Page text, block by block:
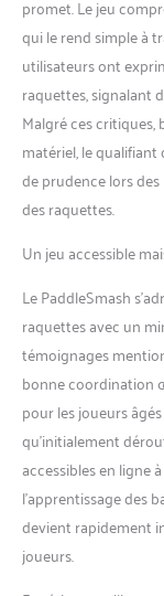
promet. Le jeu
qui le rend simple à
utilisateurs ont
raquettes, signalant
Malgré ces
matériel, le qualifiant
de prudence lors
des raquettes.
Un jeu accessible
Le PaddleSmash
raquettes avec un
témoignages
bonne coordination
pour les joueurs
qu’initialement
accessibles en ligne
l’apprentissage des
devient rapidement
joueurs.